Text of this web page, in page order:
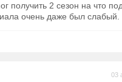
получить 2 сезон на что
очень даже был слабый.
03